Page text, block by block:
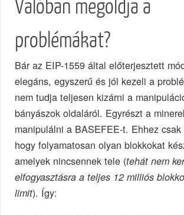
Valóban megoldja a
problémákat?
Bár az EIP-1559 által előterjesztett
elegáns, egyszerű és jól kezeli a
nem tudja teljesen kizárni a
bányászok oldaláról. Egyrészt a
manipulálni a BASEFEE-t. Ehhez
hogy folyamatosan olyan blokkokat
amelyek nincsennek tele (tehát nem
elfogyasztásra a teljes 12 milliós
limit). Így: